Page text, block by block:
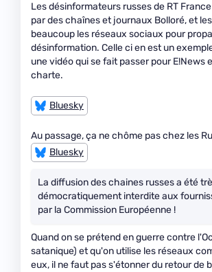
Les désinformateurs russes de RT
par des chaînes et journaux Bolloré, et
beaucoup les réseaux sociaux pour
désinformation. Celle ci en est un
une vidéo qui se fait passer pour E!News
charte.
Bluesky
Au passage, ça ne chôme pas chez les
Bluesky
La diffusion des chaines russes a été
démocratiquement interdite aux
par la Commission Européenne !
Quand on se prétend en guerre contre
satanique) et qu'on utilise les réseaux
eux, il ne faut pas s'étonner du retour de